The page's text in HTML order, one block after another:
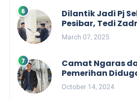
Dilantik Jadi Pj
Pesibar, Tedi
Punya Rekam
March 07, 2025
Camat Ngaras
Pemerihan
Politik Praktis,
Pesibar Desak
October 14, 2024